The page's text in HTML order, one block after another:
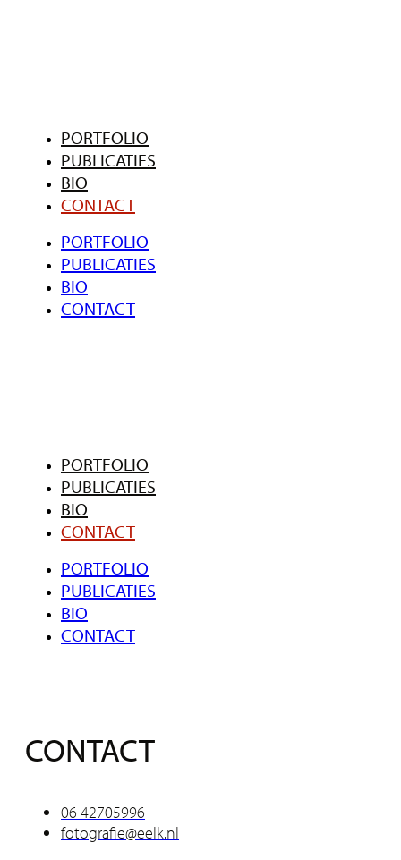
PORTFOLIO
PUBLICATIES
BIO
CONTACT
PORTFOLIO
PUBLICATIES
BIO
CONTACT
PORTFOLIO
PUBLICATIES
BIO
CONTACT
PORTFOLIO
PUBLICATIES
BIO
CONTACT
CONTACT
06 42705996
fotografie@eelk.nl